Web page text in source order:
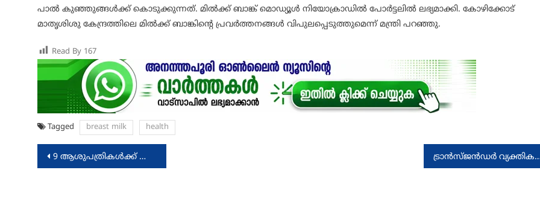
പാല്‍ കുഞ്ഞുങ്ങള്‍ക്ക് കൊടുക്കുന്നത്. മില്‍ക്ക് ബാങ്ക് മൊഡ്യൂള്‍ നിയോക്രാഡില്‍ പോര്‍ട്ടലില്‍ ലഭ്യമാക്കി. കോഴിക്കോട്
മാതൃശിശു കേന്ദ്രത്തിലെ മില്‍ക്ക് ബാങ്കിന്റെ പ്രവര്‍ത്തനങ്ങള്‍ വിപുലപ്പെടുത്തുമെന്ന് മന്ത്രി പറഞ്ഞു.
Read By 167
Tagged breast milk health
Post
9 ആശുപത്രികള്‍ക്ക് കൂടി ദേശീയ ഗുണനിലവാര അംഗീകാരം ട്രാൻസ്ജൻഡർ വ്യക്തികൾക്ക് മത്സരപ്പരീക്ഷാ പരിശീലനത്തിന്